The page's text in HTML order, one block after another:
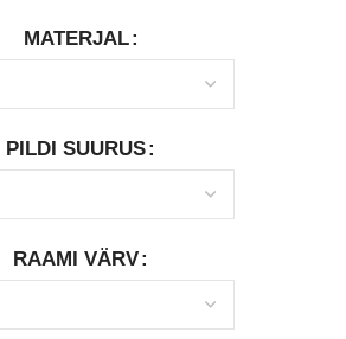
MATERJAL
PILDI SUURUS
RAAMI VÄRV